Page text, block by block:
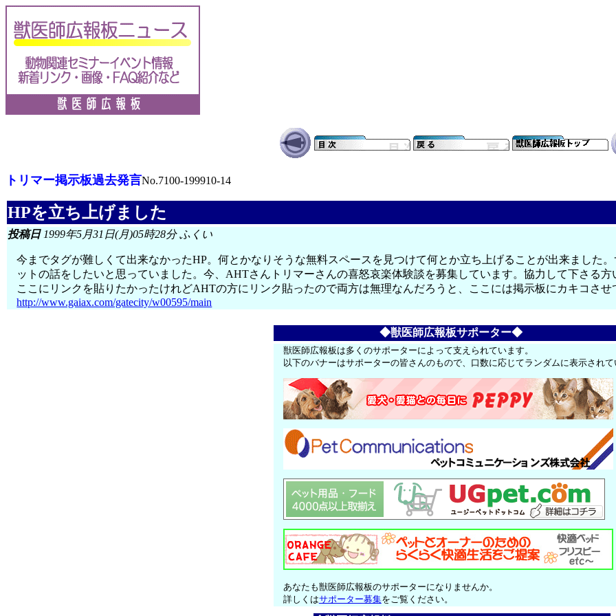
トリマー掲示板過去発言No.7100-199910-14
HPを立ち上げました
投稿日1999年5月31日(月)05時28分 ふくい
今までタグが難しくて出来なかったHP。何とかなりそうな無料スペースを見つけて何とか立ち上げることが出来ました
ットの話をしたいと思っていました。今、AHTさんトリマーさんの喜怒哀楽体験談を募集しています。協力して下さる
ここにリンクを貼りたかったけれどAHTの方にリンク貼ったので両方は無理なんだろうと、ここには掲示板にカキコさせ
http://www.gaiax.com/gatecity/w00595/main
◆獣医師広報板サポーター◆
獣医師広報板は多くのサポーターによって支えられています。
以下のバナーはサポーターの皆さんのもので、口数に応じてランダムに表示され
あなたも獣医師広報板のサポーターになりませんか。
詳しくはサポーター募集をご覧ください。